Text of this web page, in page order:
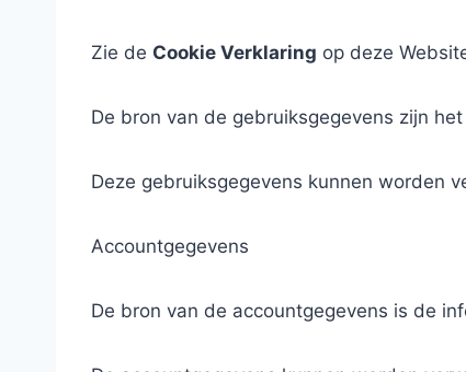
Zie de Cookie Verklaring op deze
De bron van de gebruiksgegevens zijn
Deze gebruiksgegevens kunnen worden
Accountgegevens
De bron van de accountgegevens is de